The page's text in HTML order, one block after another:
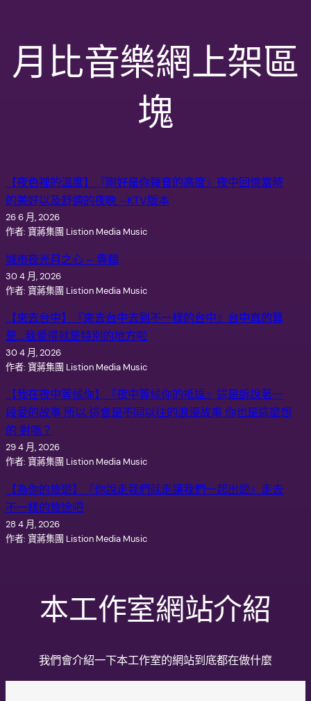
月比音樂網上架區
塊
【夜色裡的溫度】『剛好是你聲音的高度』夜中回憶當時
的美好以及舒適的夜晚 –KTV版本
26 6 月, 2026
作者: 寶蔣集團 Listion Media Music
城市夜光月之心 – 專輯
30 4 月, 2026
作者: 寶蔣集團 Listion Media Music
【來去台中】『來去台中去到不一樣的台中』台中真的算
是….我覺得就是特別的地方啦
30 4 月, 2026
作者: 寶蔣集團 Listion Media Music
【我在夜中等候你】『夜中等候你的抵達』這是訴說著一
段愛的故事 所以 這會是不同以往的浪漫故事 你也是這麼想
的 對嗎？
29 4 月, 2026
作者: 寶蔣集團 Listion Media Music
【為你的旅遊】『你說走我們就走讓我們一起出遊』走去
不一樣的旅途吧
28 4 月, 2026
作者: 寶蔣集團 Listion Media Music
本工作室網站介紹
我們會介紹一下本工作室的網站到底都在做什麼